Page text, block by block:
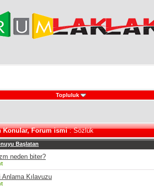
Topluluk
Konular, Forum ismi: Sözlük
Başlatan
neden biter?
Anlama Kılavuzu